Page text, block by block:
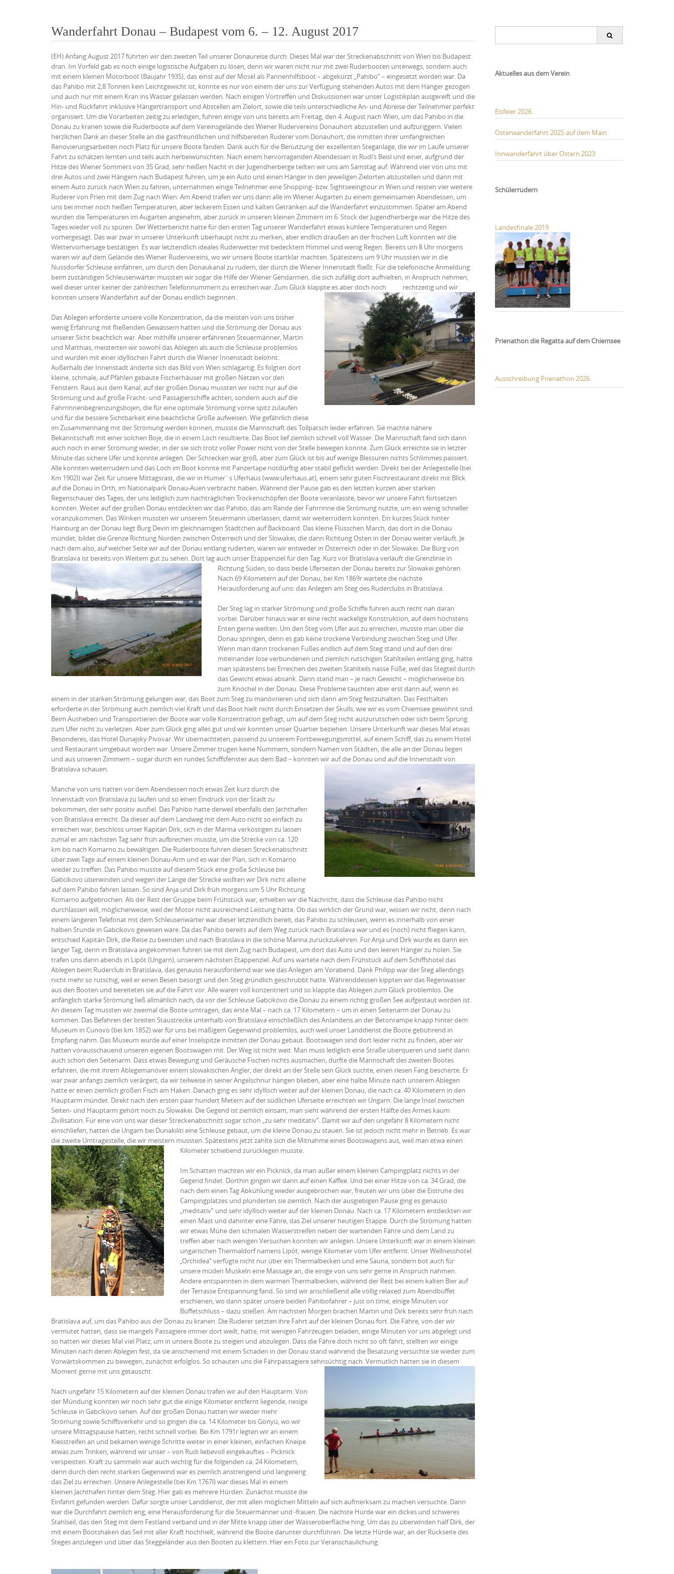
Wanderfahrt Donau – Budapest vom 6. – 12. August 2017
(EH) Anfang August 2017 führten wir den zweiten Teil unserer Donaureise durch. Dieses Mal war der Streckenabschnitt von Wien bis Budapest
dran. Im Vorfeld gab es noch einige logistische Aufgaben zu lösen, denn wir waren nicht nur mit zwei Ruderbooten unterwegs, sondern auch
mit einem kleinen Motorboot (Baujahr 1935), das einst auf der Mosel als Pannenhilfsboot – abgekürzt „Pahibo“ – eingesetzt worden war. Da
das Pahibo mit 2,8 Tonnen kein Leichtgewicht ist, konnte es nur von einem der uns zur Verfügung stehenden Autos mit dem Hänger gezogen
und auch nur mit einem Kran ins Wasser gelassen werden. Nach einigen Vortreffen und Diskussionen war unser Logistikplan ausgereift und die
Hin- und Rückfahrt inklusive Hängertransport und Abstellen am Zielort, sowie die teils unterschiedliche An- und Abreise der Teilnehmer perfekt
organisiert. Um die Vorarbeiten zeitig zu erledigen, fuhren einige von uns bereits am Freitag, den 4. August nach Wien, um das Pahibo in die
Donau zu kranen sowie die Ruderboote auf dem Vereinsgelände des Wiener Rudervereins Donauhort abzustellen und aufzuriggern. Vielen
herzlichen Dank an dieser Stelle an die gastfreundlichen und hilfsbereiten Ruderer vom Donauhort, die inmitten ihrer umfangreichen
Renovierungsarbeiten noch Platz für unsere Boote fanden. Dank auch für die Benutzung der exzellenten Steganlage, die wir im Laufe unserer
Fahrt zu schätzen lernten und teils auch herbeiwünschten. Nach einem hervorragenden Abendessen in Rudi’s Beisl und einer, aufgrund der
Hitze des Wiener Sommers von 35 Grad, sehr heißen Nacht in der Jugendherberge teilten wir uns am Samstag auf. Während vier von uns mit
drei Autos und zwei Hängern nach Budapest fuhren, um je ein Auto und einen Hänger in den jeweiligen Zielorten abzustellen und dann mit
einem Auto zurück nach Wien zu fahren, unternahmen einige Teilnehmer eine Shopping- bzw. Sightseeingtour in Wien und reisten vier weitere
Ruderer von Prien mit dem Zug nach Wien. Am Abend trafen wir uns dann alle im Wiener Augarten zu einem gemeinsamen Abendessen, um
uns bei immer noch heißen Temperaturen, aber leckerem Essen und kalten Getränken auf die Wanderfahrt einzustimmen. Später am Abend
wurden die Temperaturen im Augarten angenehm, aber zurück in unseren kleinen Zimmern im 6. Stock der Jugendherberge war die Hitze des
Tages wieder voll zu spüren. Der Wetterbericht hatte für den ersten Tag unserer Wanderfahrt etwas kühlere Temperaturen und Regen
vorhergesagt. Das war zwar in unserer Unterkunft überhaupt nicht zu merken, aber endlich draußen an der frischen Luft konnten wir die
Wettervorhersage bestätigen. Es war letztendlich ideales Ruderwetter mit bedecktem Himmel und wenig Regen. Bereits um 8 Uhr morgens
waren wir auf dem Gelände des Wiener Rudervereins, wo wir unsere Boote startklar machten. Spätestens um 9 Uhr mussten wir in die
Nussdorfer Schleuse einfahren, um durch den Donaukanal zu rudern, der durch die Wiener Innenstadt fließt. Für die telefonische Anmeldung
beim zuständigen Schleusenwärter mussten wir sogar die Hilfe der Wiener Gendarmen, die sich zufällig dort aufhielten, in Anspruch nehmen,
weil dieser unter keiner der zahlreichen Telefonnummern zu erreichen war. Zum Glück klappte es aber doch noch
rechtzeitig und wir
konnten unsere Wanderfahrt auf der Donau endlich beginnen.
Das Ablegen erforderte unsere volle Konzentration, da die meisten von uns bisher
wenig Erfahrung mit fließenden Gewässern hatten und die Strömung der Donau aus
unserer Sicht beachtlich war. Aber mithilfe unserer erfahrenen Steuermänner, Martin
und Matthias, meisterten wir sowohl das Ablegen als auch die Schleuse problemlos
und wurden mit einer idyllischen Fahrt durch die Wiener Innenstadt belohnt.
Außerhalb der Innenstadt änderte sich das Bild von Wien schlagartig. Es folgten dort
kleine, schmale, auf Pfählen gebaute Fischerhäuser mit großen Netzen vor den
Fenstern. Raus aus dem Kanal, auf der großen Donau mussten wir nicht nur auf die
Strömung und auf große Fracht- und Passagierschiffe achten, sondern auch auf die
Fahrrinnenbegrenzungsbojen, die für eine optimale Strömung vorne spitz zulaufen
und für die bessere Sichtbarkeit eine beachtliche Größe aufweisen. Wie gefährlich diese
im Zusammenhang mit der Strömung werden können, musste die Mannschaft des Tollpatsch leider erfahren. Sie machte nähere
Bekanntschaft mit einer solchen Boje, die in einem Loch resultierte. Das Boot lief ziemlich schnell voll Wasser. Die Mannschaft fand sich dann
auch noch in einer Strömung wieder, in der sie sich trotz voller Power nicht von der Stelle bewegen konnte. Zum Glück erreichte sie in letzter
Minute das sichere Ufer und konnte anlegen. Der Schrecken war groß, aber zum Glück ist bis auf wenige Blessuren nichts Schlimmes passiert.
Alle konnten weiterrudern und das Loch im Boot konnte mit Panzertape notdürftig aber stabil geflickt werden. Direkt bei der Anlegestelle (bei
Km 1902l) war Zeit für unsere Mittagsrast, die wir in Humer´s Uferhaus (www.uferhaus.at), einem sehr guten Fischrestaurant direkt mit Blick
auf die Donau in Orth, im Nationalpark Donau-Auen verbracht haben. Während der Pause gab es den letzten kurzen aber starken
Regenschauer des Tages, der uns lediglich zum nachträglichen Trockenschöpfen der Boote veranlasste, bevor wir unsere Fahrt fortsetzen
konnten. Weiter auf der großen Donau entdeckten wir das Pahibo, das am Rande der Fahrrinne die Strömung nutzte, um ein wenig schneller
voranzukommen. Das Winken mussten wir unserem Steuermann überlassen, damit wir weiterrudern konnten. Ein kurzes Stück hinter
Hainburg an der Donau liegt Burg Devin im gleichnamigen Städtchen auf Backboard. Das kleine Flüsschen March, das dort in die Donau
mündet, bildet die Grenze Richtung Norden zwischen Österreich und der Slowakei, die dann Richtung Osten in der Donau weiter verläuft. Je
nach dem also, auf welcher Seite wir auf der Donau entlang ruderten, waren wir entweder in Österreich oder in der Slowakei. Die Burg von
Bratislava ist bereits von Weitem gut zu sehen. Dort lag auch unser Etappenziel für den Tag. Kurz vor Bratislava verläuft die Grenzlinie in
Richtung Süden, so dass beide Uferseiten der Donau bereits zur Slowakei gehören.
Nach 69 Kilometern auf der Donau, bei Km 1869r wartete die nächste
Herausforderung auf uns: das Anlegen am Steg des Ruderclubs in Bratislava.
Der Steg lag in starker Strömung und große Schiffe fuhren auch recht nah daran
vorbei. Darüber hinaus war er eine recht wackelige Konstruktion, auf dem höchstens
Enten gerne weilten. Um den Steg vom Ufer aus zu erreichen, musste man über die
Donau springen, denn es gab keine trockene Verbindung zwischen Steg und Ufer.
Wenn man dann trockenen Fußes endlich auf dem Steg stand und auf den drei
miteinander lose verbundenen und ziemlich rutschigen Stahlteilen entlang ging, hatte
man spätestens bei Erreichen des zweiten Stahlteils nasse Füße, weil das Stegteil durch
das Gewicht etwas absank. Dann stand man – je nach Gewicht – möglicherweise bis
zum Knöchel in der Donau. Diese Probleme tauchten aber erst dann auf, wenn es
einem in der starken Strömung gelungen war, das Boot zum Steg zu manövrieren und sich dann am Steg festzuhalten. Das Festhalten
erforderte in der Strömung auch ziemlich viel Kraft und das Boot hielt nicht durch Einsetzen der Skulls, wie wir es vom Chiemsee gewöhnt sind.
Beim Ausheben und Transportieren der Boote war volle Konzentration gefragt, um auf dem Steg nicht auszurutschen oder sich beim Sprung
zum Ufer nicht zu verletzen. Aber zum Glück ging alles gut und wir konnten unser Quartier beziehen. Unsere Unterkunft war dieses Mal etwas
Besonderes, das Hotel Dunajsky Pivovar. Wir übernachteten, passend zu unserem Fortbewegungsmittel, auf einem Schiff, das zu einem Hotel
und Restaurant umgebaut worden war. Unsere Zimmer trugen keine Nummern, sondern Namen von Städten, die alle an der Donau liegen
und aus unseren Zimmern – sogar durch ein rundes Schiffsfenster aus dem Bad – konnten wir auf die Donau und auf die Innenstadt von
Bratislava schauen.
Manche von uns hatten vor dem Abendessen noch etwas Zeit kurz durch die
Innenstadt von Bratislava zu laufen und so einen Eindruck von der Stadt zu
bekommen, der sehr positiv ausfiel. Das Pahibo hatte derweil ebenfalls den Jachthafen
von Bratislava erreicht. Da dieser auf dem Landweg mit dem Auto nicht so einfach zu
erreichen war, beschloss unser Kapitän Dirk, sich in der Marina verköstigen zu lassen
zumal er am nächsten Tag sehr früh aufbrechen musste, um die Strecke von ca. 120
km bis nach Komarno zu bewältigen. Die Ruderboote fuhren diesen Streckenabschnitt
über zwei Tage auf einem kleinen Donau-Arm und es war der Plan, sich in Komarno
wieder zu treffen. Das Pahibo musste auf diesem Stück eine große Schleuse bei
Gabcikovo überwinden und wegen der Länge der Strecke wollten wir Dirk nicht alleine
auf dem Pahibo fahren lassen. So sind Anja und Dirk früh morgens um 5 Uhr Richtung
Komarno aufgebrochen. Als der Rest der Gruppe beim Frühstück war, erhielten wir die Nachricht, dass die Schleuse das Pahibo nicht
durchlassen will, möglicherweise, weil der Motor nicht ausreichend Leistung hätte. Ob das wirklich der Grund war, wissen wir nicht, denn nach
einem längeren Telefonat mit dem Schleusenwärter war dieser letztendlich bereit, das Pahibo zu schleusen, wenn es innerhalb von einer
halben Stunde in Gabcikovo gewesen wäre. Da das Pahibo bereits auf dem Weg zurück nach Bratislava war und es (noch) nicht fliegen kann,
entschied Kapitän Dirk, die Reise zu beenden und nach Bratislava in die schöne Marina zurückzukehren. Für Anja und Dirk wurde es dann ein
langer Tag, denn in Bratislava angekommen fuhren sie mit dem Zug nach Budapest, um dort das Auto und den leeren Hänger zu holen. Sie
trafen uns dann abends in Lipót (Ungarn), unserem nächsten Etappenziel. Auf uns wartete nach dem Frühstück auf dem Schiffshotel das
Ablegen beim Ruderclub in Bratislava, das genauso herausfordernd war wie das Anlegen am Vorabend. Dank Philipp war der Steg allerdings
nicht mehr so rutschig, weil er einen Besen besorgt und den Steg gründlich geschrubbt hatte. Währenddessen kippten wir das Regenwasser
aus den Booten und bereiteten sie auf die Fahrt vor. Alle waren voll konzentriert und so klappte das Ablegen zum Glück problemlos. Die
anfänglich starke Strömung ließ allmählich nach, da vor der Schleuse Gabcikovo die Donau zu einem richtig großen See aufgestaut worden ist.
An diesem Tag mussten wir zweimal die Boote umtragen, das erste Mal – nach ca. 17 Kilometern – um in einen Seitenarm der Donau zu
kommen. Das Befahren der breiten Staustrecke unterhalb von Bratislava einschließlich des Anlandens an der Betonrampe knapp hinter dem
Museum in Cunovo (bei km 1852) war für uns bei mäßigem Gegenwind problemlos, auch weil unser Landdienst die Boote gebührend in
Empfang nahm. Das Museum wurde auf einer Inselspitze inmitten der Donau gebaut. Bootswagen sind dort leider nicht zu finden, aber wir
hatten vorausschauend unseren eigenen Bootswagen mit. Der Weg ist nicht weit. Man muss lediglich eine Straße überqueren und sieht dann
auch schon den Seitenarm. Dass etwas Bewegung und Geräusche Fischen nichts ausmachen, durfte die Mannschaft des zweiten Bootes
erfahren, die mit ihrem Ablegemanöver einem slowakischen Angler, der direkt an der Stelle sein Glück suchte, einen riesen Fang bescherte. Er
war zwar anfangs ziemlich verärgert, da wir teilweise in seiner Angelschnur hängen blieben, aber eine halbe Minute nach unserem Ablegen
hatte er einen ziemlich großen Fisch am Haken. Danach ging es sehr idyllisch weiter auf der kleinen Donau, die nach ca. 40 Kilometern in den
Hauptarm mündet. Direkt nach den ersten paar hundert Metern auf der südlichen Uferseite erreichten wir Ungarn. Die lange Insel zwischen
Seiten- und Hauptarm gehört noch zu Slowakei. Die Gegend ist ziemlich einsam, man sieht während der ersten Hälfte des Armes kaum
Zivilisation. Für eine von uns war dieser Streckenabschnitt sogar schon „zu sehr meditativ“. Damit wir auf den ungefähr 8 Kilometern nicht
einschliefen, hatten die Ungarn bei Dunakiliti eine Schleuse gebaut, um die kleine Donau zu stauen. Sie ist jedoch nicht mehr in Betrieb. Es war
die zweite Umtragestelle, die wir meistern mussten. Spätestens jetzt zahlte sich die Mitnahme eines Bootswagens aus, weil man etwa einen
Kilometer schiebend zurücklegen musste.
Im Schatten machten wir ein Picknick, da man außer einem kleinen Campingplatz nichts in der
Gegend findet. Dorthin gingen wir dann auf einen Kaffee. Und bei einer Hitze von ca. 34 Grad, die
nach dem einen Tag Abkühlung wieder ausgebrochen war, freuten wir uns über die Eistruhe des
Campingplatzes und plünderten sie ziemlich. Nach der ausgiebigen Pause ging es genauso
„meditativ“ und sehr idyllisch weiter auf der kleinen Donau. Nach ca. 17 Kilometern entdeckten wir
einen Mast und dahinter eine Fähre, das Ziel unserer heutigen Etappe. Durch die Strömung hatten
wir etwas Mühe den schmalen Wasserstreifen neben der wartenden Fähre und dem Land zu
treffen aber nach wenigen Versuchen konnten wir anlegen. Unsere Unterkunft war in einem kleinen
ungarischen Thermaldorf namens Lipót, wenige Kilometer vom Ufer entfernt. Unser Wellnesshotel
„Orchidea“ verfügte nicht nur über ein Thermalbecken und eine Sauna, sondern bot auch für
unsere müden Muskeln eine Massage an, die einige von uns sehr gerne in Anspruch nahmen.
Andere entspannten in dem warmen Thermalbecken, während der Rest bei einem kalten Bier auf
der Terrasse Entspannung fand. So sind wir anschließend alle völlig relaxed zum Abendbüffet
erschienen, wo dann später unsere beiden Pahibofahrer – just on time, einige Minuten vor
Büffetschluss – dazu stießen. Am nächsten Morgen brachen Martin und Dirk bereits sehr früh nach
Bratislava auf, um das Pahibo aus der Donau zu kranen. Die Ruderer setzten ihre Fahrt auf der kleinen Donau fort. Die Fähre, von der wir
vermutet hatten, dass sie mangels Passagiere immer dort weilt, hatte, mit wenigen Fahrzeugen beladen, einige Minuten vor uns abgelegt und
so hatten wir dieses Mal viel Platz, um in unsere Boote zu steigen und abzulegen. Dass die Fähre doch nicht so oft fährt, stellten wir einige
Minuten nach deren Ablegen fest, da sie anscheinend mit einem Schaden in der Donau stand während die Besatzung versuchte sie wieder zum
Vorwärtskommen zu bewegen, zunächst erfolglos. So schauten uns die Fährpassagiere sehnsüchtig nach. Vermutlich hätten sie in diesem
Moment gerne mit uns getauscht.
Nach ungefähr 15 Kilometern auf der kleinen Donau trafen wir auf den Hauptarm. Von
der Mündung konnten wir noch sehr gut die einige Kilometer entfernt liegende, riesige
Schleuse in Gabcikovo sehen. Auf der großen Donau hatten wir wieder mehr
Strömung sowie Schiffsverkehr und so gingen die ca. 14 Kilometer bis Gönyü, wo wir
unsere Mittagspause hatten, recht schnell vorbei. Bei Km 1791r legten wir an einem
Kiesstreifen an und bekamen wenige Schritte weiter in einer kleinen, einfachen Kneipe
etwas zum Trinken, während wir unser – von Rudi liebevoll eingekauftes – Picknick
verspeisten. Kraft zu sammeln war auch wichtig für die folgenden ca. 24 Kilometern,
denn durch den recht starken Gegenwind war es ziemlich anstrengend und langwierig
das Ziel zu erreichen. Unsere Anlegestelle (bei Km 1767l) war dieses Mal in einem
kleinen Jachthafen hinter dem Steg. Hier gab es mehrere Hürden. Zunächst musste die
Einfahrt gefunden werden. Dafür sorgte unser Landdienst, der mit allen möglichen Mitteln auf sich aufmerksam zu machen versuchte. Dann
war die Durchfahrt ziemlich eng, eine Herausforderung für die Steuermänner und -frauen. Die nächste Hürde war ein dickes und schweres
Stahlseil, das den Steg mit dem Festland verband und in der Mitte knapp über der Wasseroberfläche hing. Um das zu überwinden half Dirk, der
mit einem Bootshaken das Seil mit aller Kraft hochhielt, während die Boote darunter durchfuhren. Die letzte Hürde war, an der Rückseite des
Steges anzulegen und über das Steggeländer aus den Booten zu klettern. Hier ein Foto zur Veranschaulichung:
Aktuelles aus dem Verein
Eisfeier 2026
Osterwanderfahrt 2025 auf dem Main
Innwanderfahrt über Ostern 2023
Schülerrudern
Landesfinale 2019
Prienathon die Regatta auf dem Chiemsee
Ausschreibung Prienathon 2026